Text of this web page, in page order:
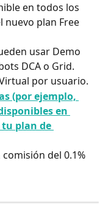
en todos los
nuevo plan Free
usar Demo
DCA o Grid.
por usuario.
(por ejemplo,
en
tu plan de
del 0.1%